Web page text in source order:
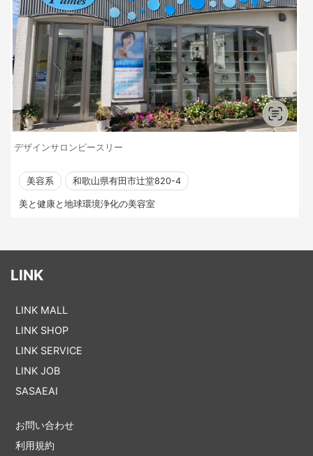
デザインサロンピースリー
美容系 和歌山県有田市辻堂820-4
美と健康と地球環境浄化の美容室
LINK
LINK MALL
LINK SHOP
LINK SERVICE
LINK JOB
SASAEAI
お問い合わせ
利用規約